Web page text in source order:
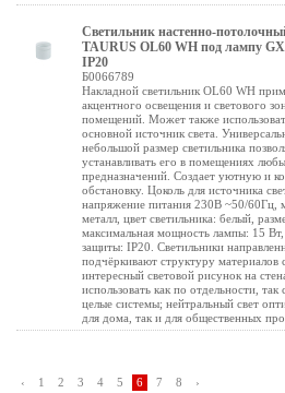
Светильник настенно-
TAURUS OL60 WH под лампу
IP20
Б0066789
Накладной светильник OL60 WH
акцентного освещения и светового
помещений. Может также
основной источник света.
небольшой размер светильника
устанавливать его в помещениях
предназначений. Создает уютную и
обстановку. Цоколь для источника
напряжение питания 230В ~50/60Гц,
металл, цвет светильника: белый,
максимальная мощность лампы: 15 Вт,
защиты: IP20. Светильники
подчёркивают структуру материалов
интересный световой рисунок на
использовать как по отдельности, так
целые системы; нейтральный свет
для дома, так и для общественных
‹
1 2 3 4 5 6 7 8 ›